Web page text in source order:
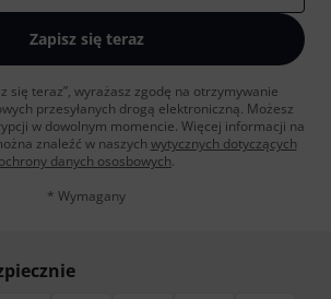
Zapisz się teraz
się teraz”, wyrażasz zgodę na otrzymywanie
przesyłanych drogą elektroniczną. Możesz
w dowolnym momencie. Więcej informacji na
znaleźć w naszych wytycznych dotyczących
ochrony danych ososbowych.
* Wymagany